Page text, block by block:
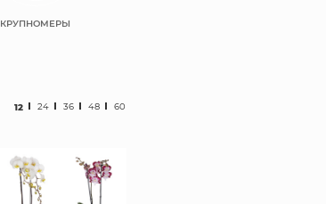
КРУПНОМЕРЫ
12 24 36 48 60